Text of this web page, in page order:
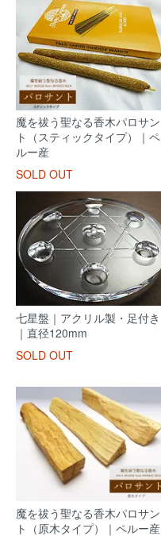
魔を祓う聖なる香木パロサン
ト（スティックタイプ）｜ペ
ルー産
SOLD OUT
七星盤｜アクリル製・足付き
｜直径120mm
SOLD OUT
魔を祓う聖なる香木パロサン
ト（原木タイプ）｜ペルー産